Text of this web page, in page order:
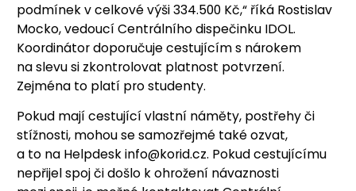
podmínek v celkové výši 334.500 Kč,“ říká Rostislav
Mocko, vedoucí Centrálního dispečinku IDOL.
Koordinátor doporučuje cestujícím s nárokem
na slevu si zkontrolovat platnost potvrzení.
Zejména to platí pro studenty.
Pokud mají cestující vlastní náměty, postřehy či
stížnosti, mohou se samozřejmé také ozvat,
a to na Helpdesk info@korid.cz. Pokud cestujícímu
nepřijel spoj či došlo k ohrožení návaznosti